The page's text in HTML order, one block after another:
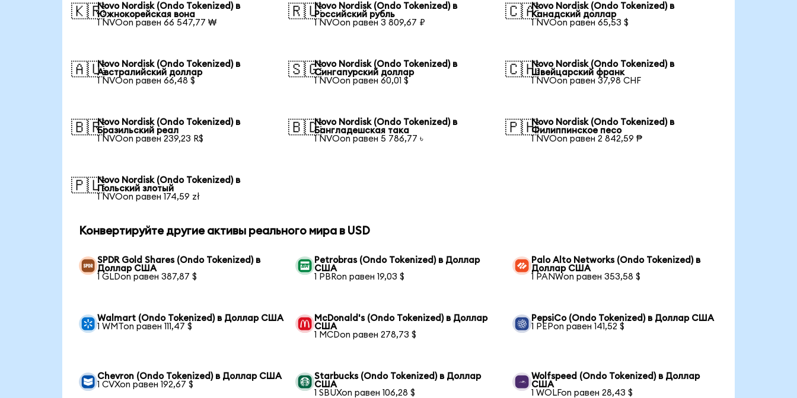
🇰🇷Novo Nordisk (Ondo Tokenized) в
Южнокорейская вона
1 NVOon равен 66 547,77 ₩
🇷🇺Novo Nordisk (Ondo Tokenized) в
Российский рубль
1 NVOon равен 3 809,67 ₽
🇨🇦Novo Nordisk (Ondo Tokenized) в
Канадский доллар
1 NVOon равен 65,53 $
🇦🇺Novo Nordisk (Ondo Tokenized) в
Австралийский доллар
1 NVOon равен 66,48 $
🇸🇬Novo Nordisk (Ondo Tokenized) в
Сингапурский доллар
1 NVOon равен 60,01 $
🇨🇭Novo Nordisk (Ondo Tokenized) в
Швейцарский франк
1 NVOon равен 37,98 CHF
🇧🇷Novo Nordisk (Ondo Tokenized) в
Бразильский реал
1 NVOon равен 239,23 R$
🇧🇩Novo Nordisk (Ondo Tokenized) в
Бангладешская така
1 NVOon равен 5 786,77 ৳
🇵🇭Novo Nordisk (Ondo Tokenized) в
Филиппинское песо
1 NVOon равен 2 842,59 ₱
🇵🇱Novo Nordisk (Ondo Tokenized) в
Польский злотый
1 NVOon равен 174,59 zł
Конвертируйте другие активы реального мира в USD
SPDR Gold Shares (Ondo Tokenized) в
Доллар США
1 GLDon равен 387,87 $
Petrobras (Ondo Tokenized) в Доллар
США
1 PBRon равен 19,03 $
Palo Alto Networks (Ondo Tokenized) в
Доллар США
1 PANWon равен 353,58 $
Walmart (Ondo Tokenized) в Доллар США
1 WMTon равен 111,47 $
McDonald's (Ondo Tokenized) в Доллар
США
1 MCDon равен 278,73 $
PepsiCo (Ondo Tokenized) в Доллар США
1 PEPon равен 141,52 $
Chevron (Ondo Tokenized) в Доллар США
1 CVXon равен 192,67 $
Starbucks (Ondo Tokenized) в Доллар
США
1 SBUXon равен 106,28 $
Wolfspeed (Ondo Tokenized) в Доллар
США
1 WOLFon равен 28,43 $